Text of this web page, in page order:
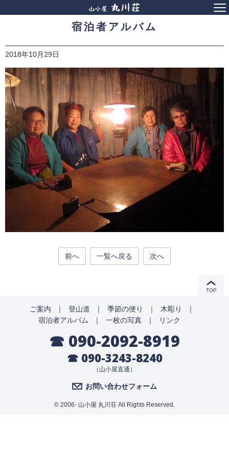
宿泊者アルバム
2018年10月29日
前へ 一覧へ戻る 次へ
ご案内 ｜ 登山道 ｜ 季節の便り ｜ 木彫り
｜
宿泊者アルバム
｜ 一枚の写真 ｜ リンク
☎ 090-2092-8919
☎ 090-3243-8240
（山小屋直通）
お問い合わせフォーム
© 2006- 山小屋 丸川荘 All Rights Reserved.
TOP